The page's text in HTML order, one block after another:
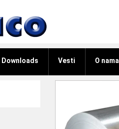
Downloads Vesti O nama